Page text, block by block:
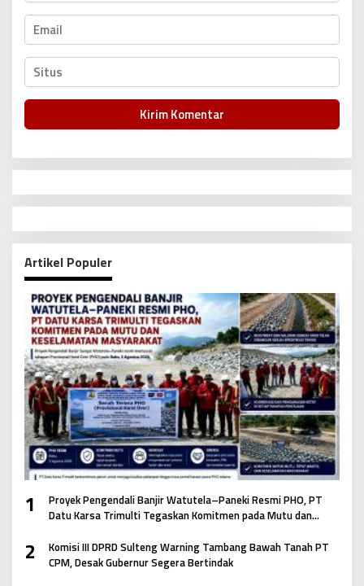
Artikel Populer
1
Proyek Pengendali Banjir Watutela–Paneki Resmi PHO, PT
Datu Karsa Trimulti Tegaskan Komitmen pada Mutu dan
2
Komisi III DPRD Sulteng Warning Tambang Bawah Tanah PT
CPM, Desak Gubernur Segera Bertindak